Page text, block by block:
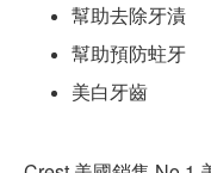
幫助去除牙漬
幫助預防蛀牙
美白牙齒